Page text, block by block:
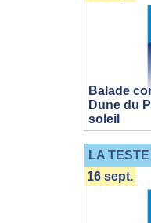
Balade
Dune du
soleil
LA
16 sept.